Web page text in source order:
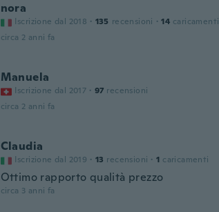
nora
Iscrizione dal 2018 · 135 recensioni · 14 caricamenti
circa 2 anni fa
Manuela
Iscrizione dal 2017 · 97 recensioni
circa 2 anni fa
Claudia
Iscrizione dal 2019 · 13 recensioni · 1 caricamenti
Ottimo rapporto qualità prezzo
circa 3 anni fa